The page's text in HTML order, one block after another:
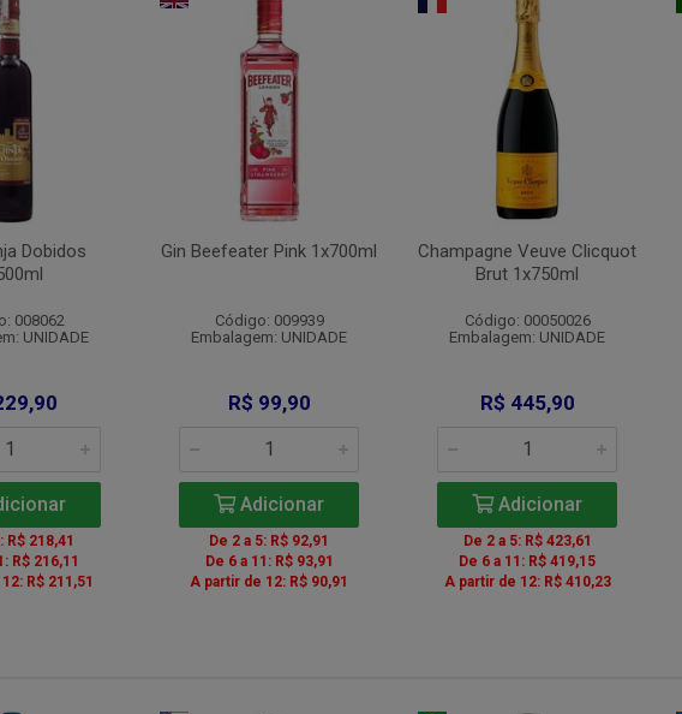
Dobidos
008062
UNIDADE
R$ 218,41
R$ 216,11
R$ 211,51
Gin Beefeater Pink 1x700ml
Código: 009939
Embalagem: UNIDADE
R$ 99,90
Adicionar
De 2 a 5: R$ 92,91
De 6 a 11: R$ 93,91
A partir de 12: R$ 90,91
Champagne Veuve Clicquot
Brut 1x750ml
Código: 00050026
Embalagem: UNIDADE
R$ 445,90
Adicionar
De 2 a 5: R$ 423,61
De 6 a 11: R$ 419,15
A partir de 12: R$ 410,23